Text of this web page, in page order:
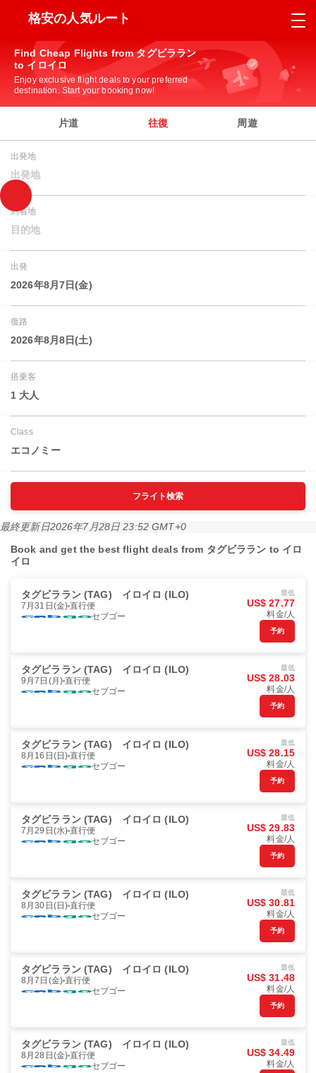
格安の人気ルート
Find Cheap Flights from タグビララン
to イロイロ
Enjoy exclusive flight deals to your preferred
destination. Start your booking now!
片道 往復 周遊
出発地
出発地
到着地
目的地
出発
2026年8月7日(金)
復路
2026年8月8日(土)
搭乗客
1 大人
Class
エコノミー
フライト検索
最終更新日2026年7月28日 23:52 GMT+0
Book and get the best flight deals from タグビララン to イロ
イロ
タグビララン (TAG) イロイロ (ILO)
7月31日(金) 直行便
セブゴー
最低
US$ 27.77
料金/人
予約
タグビララン (TAG) イロイロ (ILO)
9月7日(月) 直行便
セブゴー
最低
US$ 28.03
料金/人
予約
タグビララン (TAG) イロイロ (ILO)
8月16日(日) 直行便
セブゴー
最低
US$ 28.15
料金/人
予約
タグビララン (TAG) イロイロ (ILO)
7月29日(水) 直行便
セブゴー
最低
US$ 29.83
料金/人
予約
タグビララン (TAG) イロイロ (ILO)
8月30日(日) 直行便
セブゴー
最低
US$ 30.81
料金/人
予約
タグビララン (TAG) イロイロ (ILO)
8月7日(金) 直行便
セブゴー
最低
US$ 31.48
料金/人
予約
タグビララン (TAG) イロイロ (ILO)
8月28日(金) 直行便
セブゴー
最低
US$ 34.49
料金/人